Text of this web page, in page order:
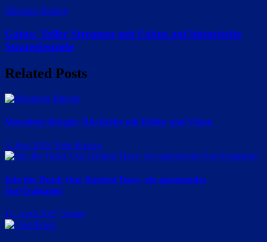
Nächster Beitrag
Gaius: Toller Streamer mit Fokus auf historische
Strategiespiele
Related Posts
Marathon Bungie: Rückkehr mit Risiko und Vision
3. Juni 2025 Taito Karasu
Into the Dead: Our Darkest Days- ein spannendes
Survivalgame!
11. April 2025 Stefan